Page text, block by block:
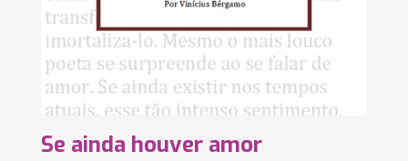
Se ainda houver amor